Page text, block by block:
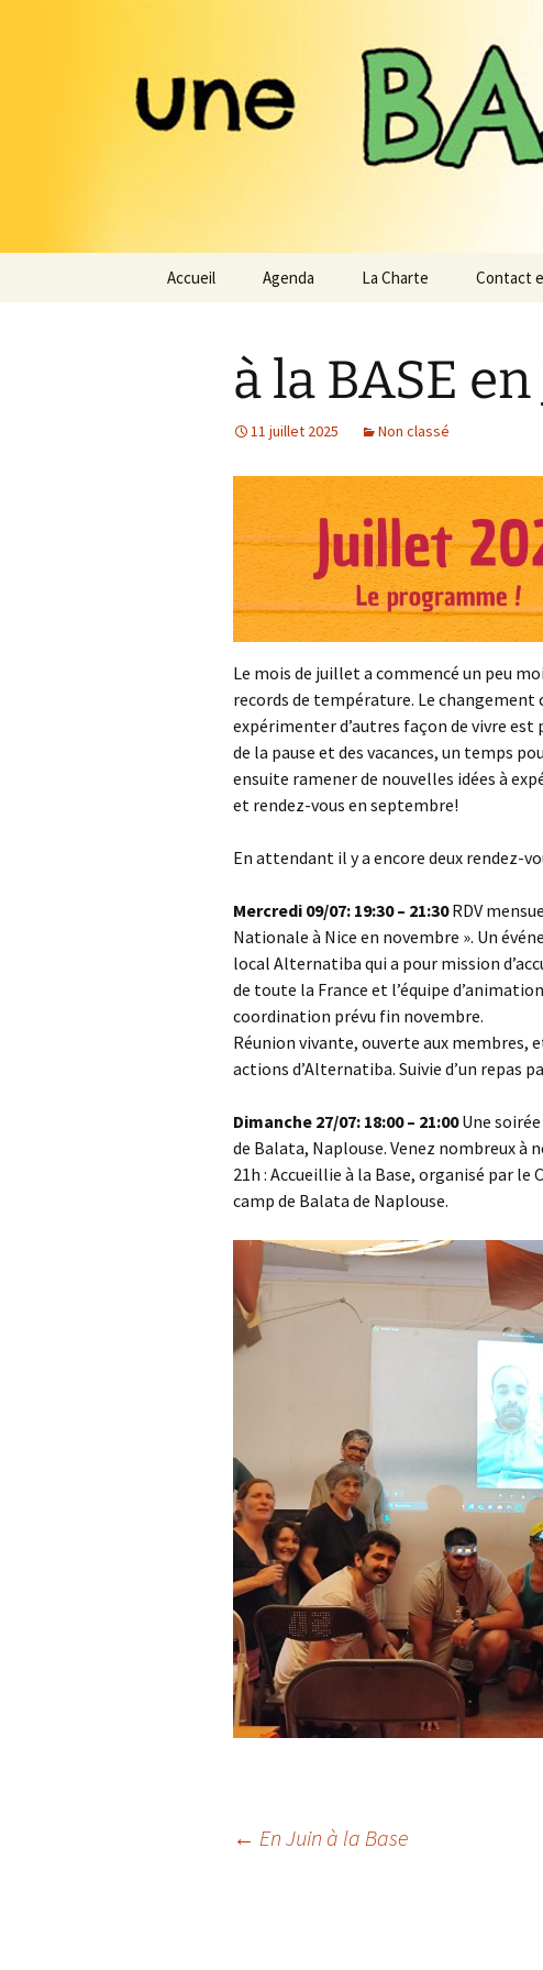
Une Base à
Accueil Agenda La Charte Contact
à la BASE
11 juillet 2025 Non classé
Le mois de juillet a commencé un peu
records de température. Le
expérimenter d’autres façon de vivre est
de la pause et des vacances, un temps
ensuite ramener de nouvelles idées à
et rendez-vous en septembre!
En attendant il y a encore deux rendez-
Mercredi 09/07: 19:30 – 21:30RDV
Nationale à Nice en novembre ». Un
local Alternatiba qui a pour mission
de toute la France et l’équipe
coordination prévu fin novembre.
Réunion vivante, ouverte aux membres,
actions d’Alternatiba. Suivie d’un repas
Dimanche 27/07: 18:00 – 21:00Une
de Balata, Naplouse. Venez nombreux à
21h : Accueillie à la Base, organisé par le
camp de Balata de Naplouse.
Navigation
← En Juin à la Base